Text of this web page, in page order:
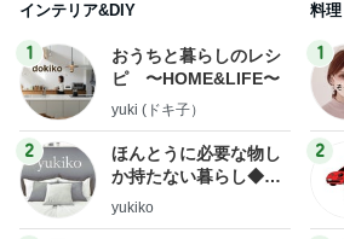
インテリア&DIY
1
おうちと暮らしのレシ
ピ 〜HOME&LIFE〜
yuki (ドキ子）
2
ほんとうに必要な物し
か持たない暮らし◆Ke
ep Life Simple◆〜イ
yukiko
料理
1
2